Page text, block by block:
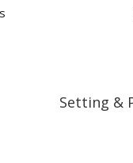
Setting &